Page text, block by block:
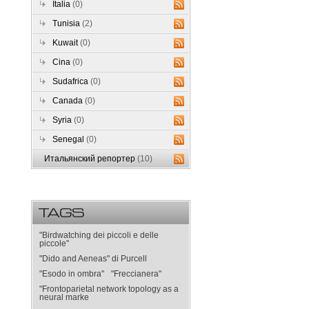
Italia(0)
Tunisia(2)
Kuwait(0)
Cina(0)
Sudafrica(0)
Canada(0)
Syria(0)
Senegal(0)
Итальянский репортер(10)
TAGS
"Birdwatching dei piccoli e delle
piccole"
"Dido and Aeneas" di Purcell
"Esodo in ombra"
"Freccianera"
"Frontoparietal network topology as a
neural marke